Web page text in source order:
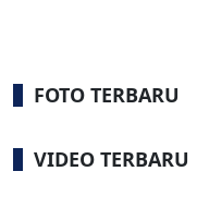
FOTO TERBARU
VIDEO TERBARU